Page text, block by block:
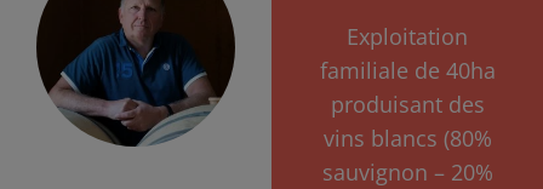
Exploitation
familiale de 40ha
produisant des
vins blancs (80%
sauvignon – 20%